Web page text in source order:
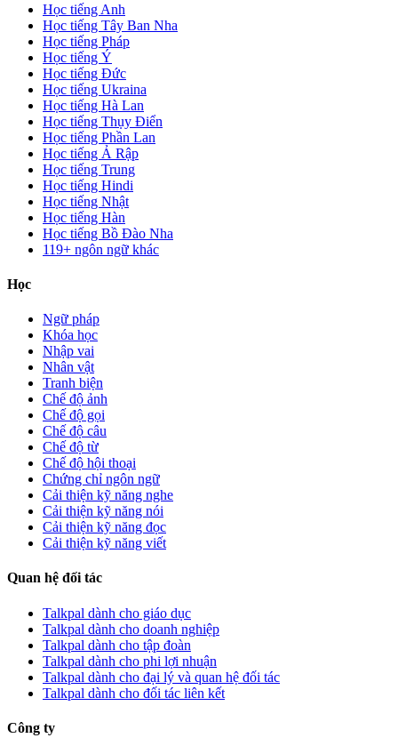
Học tiếng Anh
Học tiếng Tây Ban Nha
Học tiếng Pháp
Học tiếng Ý
Học tiếng Đức
Học tiếng Ukraina
Học tiếng Hà Lan
Học tiếng Thụy Điển
Học tiếng Phần Lan
Học tiếng Ả Rập
Học tiếng Trung
Học tiếng Hindi
Học tiếng Nhật
Học tiếng Hàn
Học tiếng Bồ Đào Nha
119+ ngôn ngữ khác
Học
Ngữ pháp
Khóa học
Nhập vai
Nhân vật
Tranh biện
Chế độ ảnh
Chế độ gọi
Chế độ câu
Chế độ từ
Chế độ hội thoại
Chứng chỉ ngôn ngữ
Cải thiện kỹ năng nghe
Cải thiện kỹ năng nói
Cải thiện kỹ năng đọc
Cải thiện kỹ năng viết
Quan hệ đối tác
Talkpal dành cho giáo dục
Talkpal dành cho doanh nghiệp
Talkpal dành cho tập đoàn
Talkpal dành cho phi lợi nhuận
Talkpal dành cho đại lý và quan hệ đối tác
Talkpal dành cho đối tác liên kết
Công ty